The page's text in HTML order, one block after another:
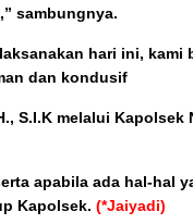
sambungnya.
hari ini, kami
dan kondusif
S.I.K melalui Kapolsek
apabila ada hal-hal
Kapolsek. (*Jaiyadi)